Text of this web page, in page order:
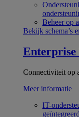
Beheer op
Bekijk schema’s
Enterprise
Connectiviteit op
Meer informatie
IT-
geïntegreerd